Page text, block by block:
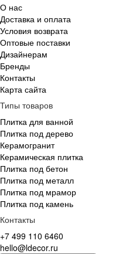
О нас
Доставка и оплата
Условия возврата
Оптовые поставки
Дизайнерам
Бренды
Контакты
Карта сайта
Типы товаров
Плитка для ванной
Плитка под дерево
Керамогранит
Керамическая плитка
Плитка под бетон
Плитка под металл
Плитка под мрамор
Плитка под камень
Контакты
+7 499 110 6460
hello@ldecor.ru